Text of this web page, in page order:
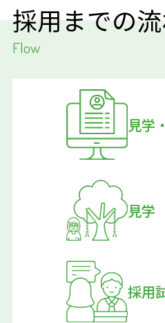
採用までの
Flow
見学
見学
採用